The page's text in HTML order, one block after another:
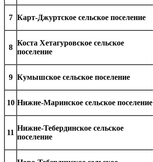
7 Карт-Джуртское сельское поселение
8
Коста Хетагуровское сельское
поселение
9 Кумышское сельское поселение
10 Нижне-Маринское сельское поселение
11
Нижне-Тебердинское сельское
поселение